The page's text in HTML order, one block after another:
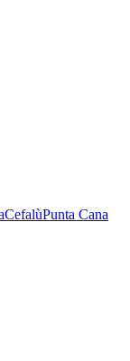
CefalùPunta Cana